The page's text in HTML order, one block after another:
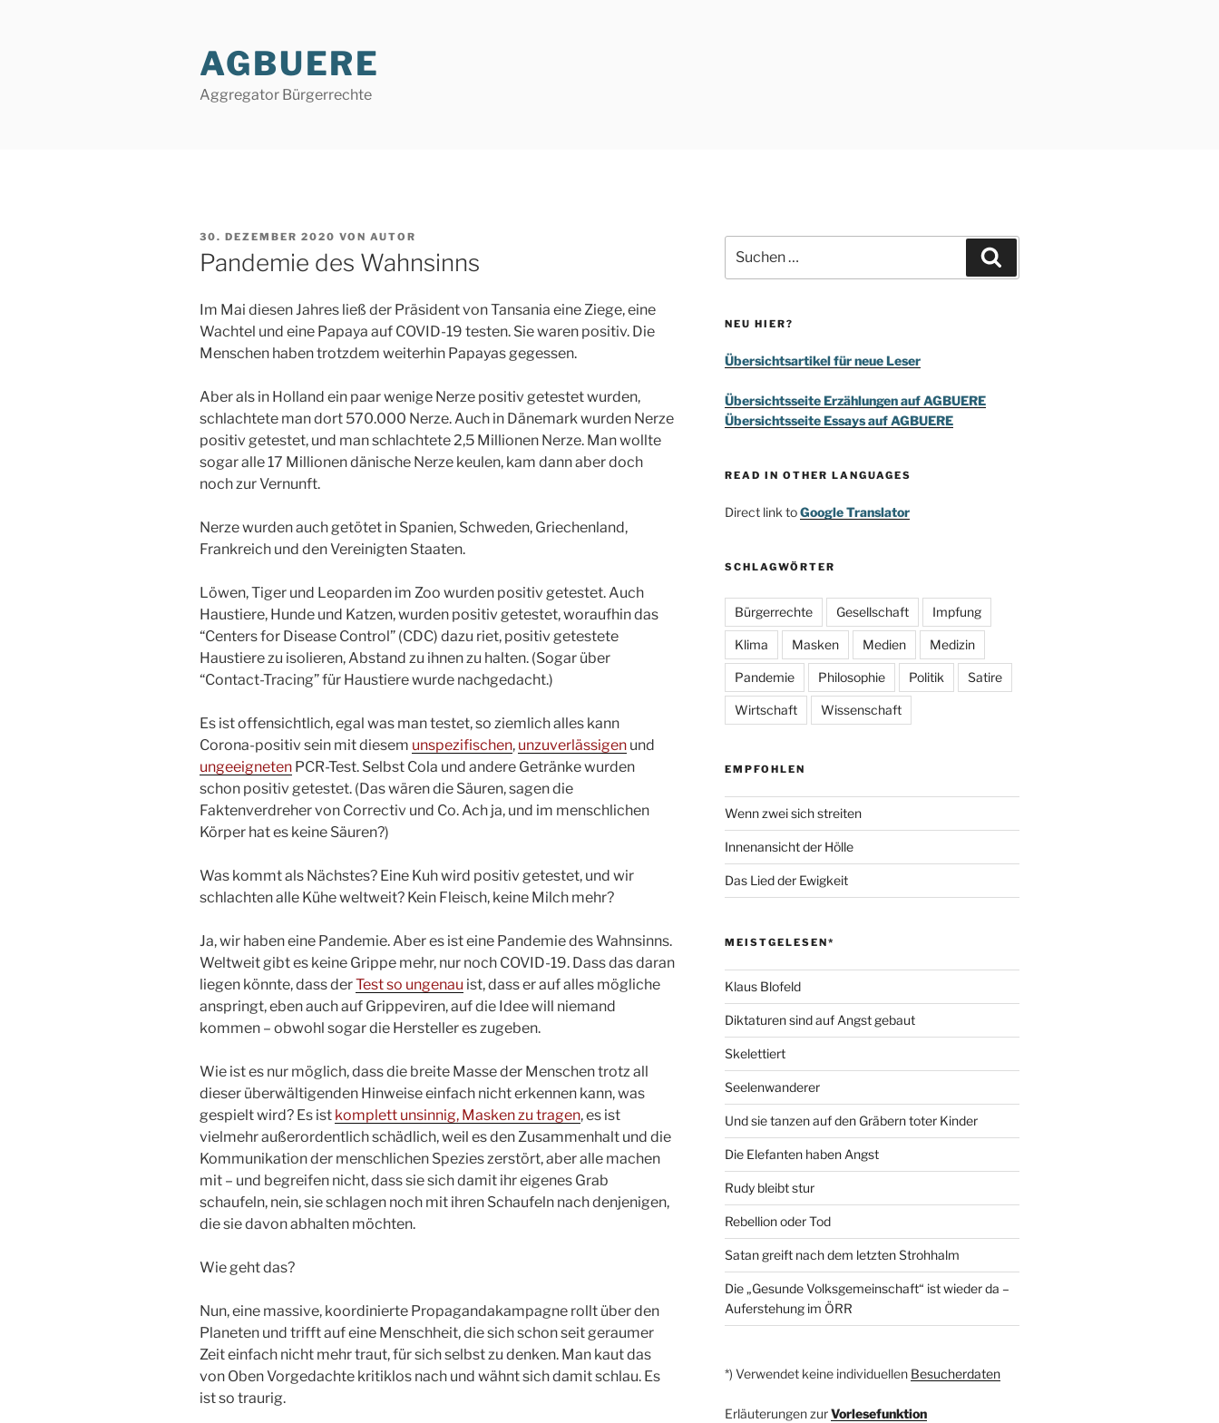
AGBUERE
Aggregator Bürgerrechte
VERÖFFENTLICHT
AM
30. DEZEMBER 2020 VON AUTOR
Pandemie des Wahnsinns
Im Mai diesen Jahres ließ der Präsident von Tansania eine Ziege, eine
Wachtel und eine Papaya auf COVID-19 testen. Sie waren positiv. Die
Menschen haben trotzdem weiterhin Papayas gegessen.
Aber als in Holland ein paar wenige Nerze positiv getestet wurden,
schlachtete man dort 570.000 Nerze. Auch in Dänemark wurden Nerze
positiv getestet, und man schlachtete 2,5 Millionen Nerze. Man wollte
sogar alle 17 Millionen dänische Nerze keulen, kam dann aber doch
noch zur Vernunft.
Nerze wurden auch getötet in Spanien, Schweden, Griechenland,
Frankreich und den Vereinigten Staaten.
Löwen, Tiger und Leoparden im Zoo wurden positiv getestet. Auch
Haustiere, Hunde und Katzen, wurden positiv getestet, woraufhin das
“Centers for Disease Control” (CDC) dazu riet, positiv getestete
Haustiere zu isolieren, Abstand zu ihnen zu halten. (Sogar über
“Contact-Tracing” für Haustiere wurde nachgedacht.)
Es ist offensichtlich, egal was man testet, so ziemlich alles kann
Corona-positiv sein mit diesem unspezifischen, unzuverlässigen und
ungeeigneten PCR-Test. Selbst Cola und andere Getränke wurden
schon positiv getestet. (Das wären die Säuren, sagen die
Faktenverdreher von Correctiv und Co. Ach ja, und im menschlichen
Körper hat es keine Säuren?)
Was kommt als Nächstes? Eine Kuh wird positiv getestet, und wir
schlachten alle Kühe weltweit? Kein Fleisch, keine Milch mehr?
Ja, wir haben eine Pandemie. Aber es ist eine Pandemie des Wahnsinns.
Weltweit gibt es keine Grippe mehr, nur noch COVID-19. Dass das daran
liegen könnte, dass derTest so ungenau ist, dass er auf alles mögliche
anspringt, eben auch auf Grippeviren, auf die Idee will niemand
kommen – obwohl sogar die Hersteller es zugeben.
Wie ist es nur möglich, dass die breite Masse der Menschen trotz all
dieser überwältigenden Hinweise einfach nicht erkennen kann, was
gespielt wird? Es ist komplett unsinnig, Masken zu tragen, es ist
vielmehr außerordentlich schädlich, weil es den Zusammenhalt und die
Kommunikation der menschlichen Spezies zerstört, aber alle machen
mit – und begreifen nicht, dass sie sich damit ihr eigenes Grab
schaufeln, nein, sie schlagen noch mit ihren Schaufeln nach denjenigen,
die sie davon abhalten möchten.
Wie geht das?
Nun, eine massive, koordinierte Propagandakampagne rollt über den
Planeten und trifft auf eine Menschheit, die sich schon seit geraumer
Zeit einfach nicht mehr traut, für sich selbst zu denken. Man kaut das
von Oben Vorgedachte kritiklos nach und wähnt sich damit schlau. Es
ist so traurig.
nach:
NEU HIER?
Übersichtsartikel für neue Leser
Übersichtsseite Erzählungen auf AGBUERE
Übersichtsseite Essays auf AGBUERE
READ IN OTHER LANGUAGES
Direct link toGoogle Translator
SCHLAGWÖRTER
Bürgerrechte Gesellschaft Impfung
Klima Masken Medien Medizin
Pandemie Philosophie Politik Satire
Wirtschaft Wissenschaft
EMPFOHLEN
Wenn zwei sich streiten
Innenansicht der Hölle
Das Lied der Ewigkeit
MEISTGELESEN*
Klaus Blofeld
Diktaturen sind auf Angst gebaut
Skelettiert
Seelenwanderer
Und sie tanzen auf den Gräbern toter Kinder
Die Elefanten haben Angst
Rudy bleibt stur
Rebellion oder Tod
Satan greift nach dem letzten Strohhalm
Die „Gesunde Volksgemeinschaft“ ist wieder da –
Auferstehung im ÖRR
*) Verwendet keine individuellen Besucherdaten
Erläuterungen zurVorlesefunktion